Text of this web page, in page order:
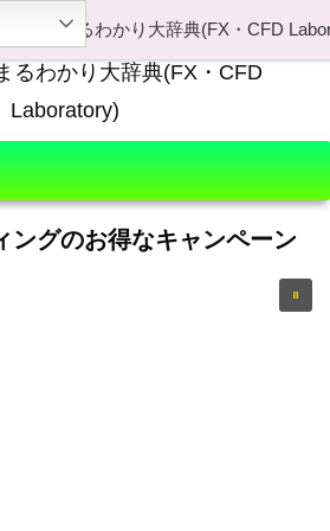
to FX・CFD Laboratory!
ングのお得なキャンペーン